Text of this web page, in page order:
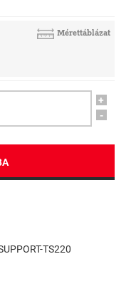
Mérettáblázat
+
-
TS220